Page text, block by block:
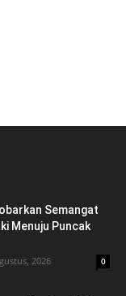
Semangat
Menuju Puncak
2026 0